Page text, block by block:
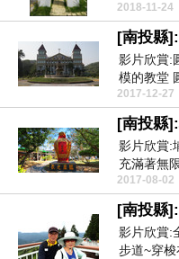
2018-11-24
影片欣賞:
模的教堂
2017-12-27
影片欣賞:
充滿著無
2017-08-02
影片欣賞:
步道~穿